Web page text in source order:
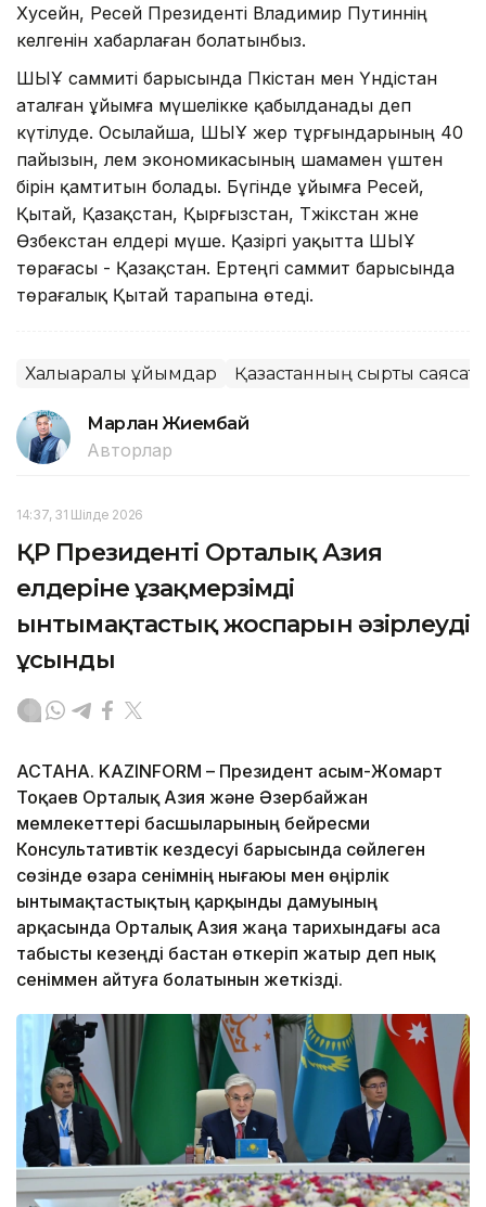
Хусейн, Ресей Президенті Владимир Путиннің
келгенін хабарлаған болатынбыз.
ШЫҰ саммиті барысында Пәкістан мен Үндістан
аталған ұйымға мүшелікке қабылданады деп
күтілуде. Осылайша, ШЫҰ жер тұрғындарының 40
пайызын, әлем экономикасының шамамен үштен
бірін қамтитын болады. Бүгінде ұйымға Ресей,
Қытай, Қазақстан, Қырғызстан, Тәжікстан және
Өзбекстан елдері мүше. Қазіргі уақытта ШЫҰ
төрағасы - Қазақстан. Ертеңгі саммит барысында
төрағалық Қытай тарапына өтеді.
Халықаралық ұйымдар Қазақстанның сыртқы
Марлан Жиембай
Авторлар
14:37, 31 Шілде 2026
ҚР Президенті Орталық Азия
елдеріне ұзақмерзімді
ынтымақтастық жоспарын әзірлеуді
ұсынды
АСТАНА. KAZINFORM – Президент Қасым-Жомарт
Тоқаев Орталық Азия және Әзербайжан
мемлекеттері басшыларының бейресми
Консультативтік кездесуі барысында сөйлеген
сөзінде өзара сенімнің нығаюы мен өңірлік
ынтымақтастықтың қарқынды дамуының
арқасында Орталық Азия жаңа тарихындағы аса
табысты кезеңді бастан өткеріп жатыр деп нық
сеніммен айтуға болатынын жеткізді.